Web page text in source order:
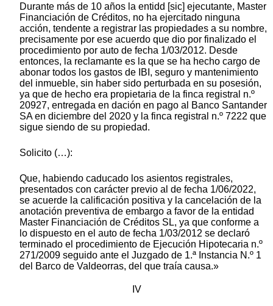
Durante más de 10 años la entidd [sic] ejecutante, Master
Financiación de Créditos, no ha ejercitado ninguna
acción, tendente a registrar las propiedades a su nombre,
precisamente por ese acuerdo que dio por finalizado el
procedimiento por auto de fecha 1/03/2012. Desde
entonces, la reclamante es la que se ha hecho cargo de
abonar todos los gastos de IBI, seguro y mantenimiento
del inmueble, sin haber sido perturbada en su posesión,
ya que de hecho era propietaria de la finca registral n.º
20927, entregada en dación en pago al Banco Santander
SA en diciembre del 2020 y la finca registral n.º 7222 que
sigue siendo de su propiedad.
Solicito (…):
Que, habiendo caducado los asientos registrales,
presentados con carácter previo al de fecha 1/06/2022,
se acuerde la calificación positiva y la cancelación de la
anotación preventiva de embargo a favor de la entidad
Master Financiación de Créditos SL, ya que conforme a
lo dispuesto en el auto de fecha 1/03/2012 se declaró
terminado el procedimiento de Ejecución Hipotecaria n.º
271/2009 seguido ante el Juzgado de 1.ª Instancia N.º 1
del Barco de Valdeorras, del que traía causa.»
IV